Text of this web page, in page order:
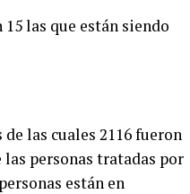
las que están siendo
las cuales 2116 fueron
personas tratadas por
están en